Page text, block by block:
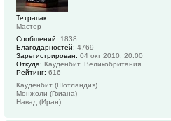
Тетрапак
Мастер
Сообщений: 1838
Благодарностей: 4769
Зарегистрирован: 04 окт 2010, 20:00
Откуда: Кауденбит, Великобритания
Рейтинг: 616
Кауденбит (Шотландия)
Монжоли (Гвиана)
Навад (Иран)